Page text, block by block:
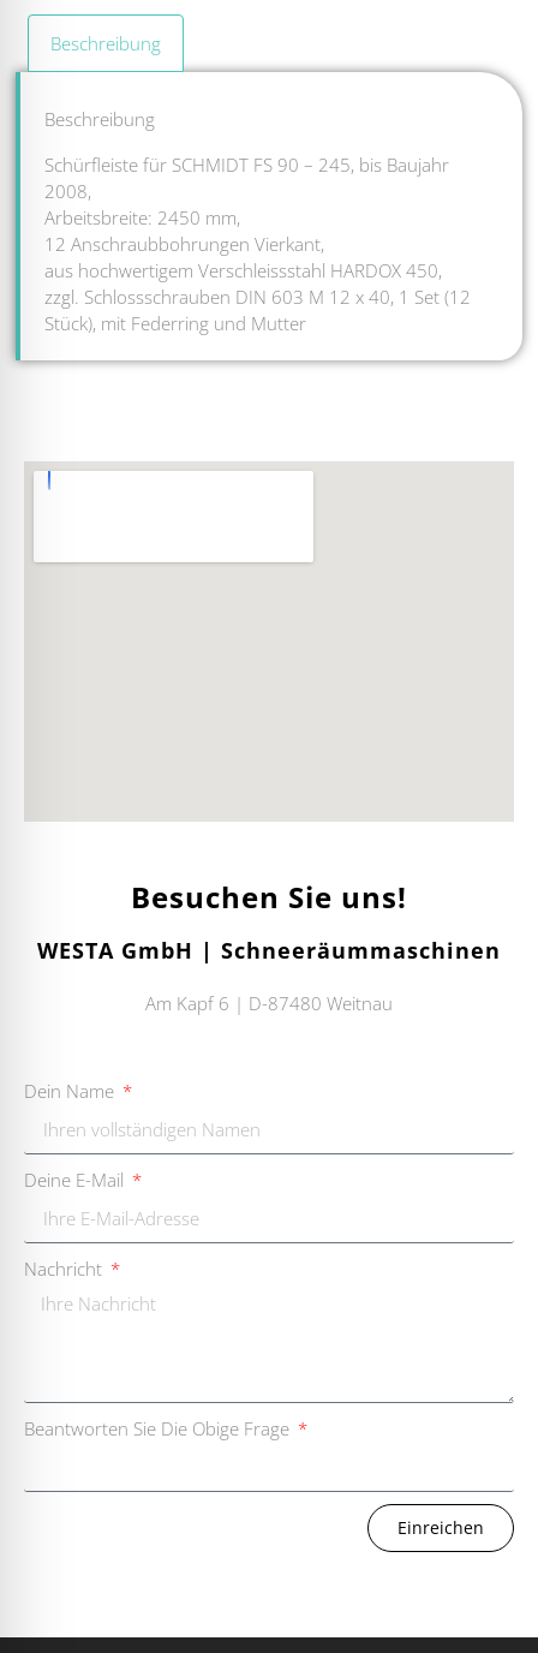
Beschreibung
Beschreibung
Schürfleiste für SCHMIDT FS 90 – 245, bis Baujahr
2008,
Arbeitsbreite: 2450 mm,
12 Anschraubbohrungen Vierkant,
aus hochwertigem Verschleissstahl HARDOX 450,
zzgl. Schlossschrauben DIN 603 M 12 x 40, 1 Set (12
Stück), mit Federring und Mutter
Besuchen Sie uns!
WESTA GmbH | Schneeräummaschinen
Am Kapf 6 | D-87480 Weitnau
Dein Name
Deine E-Mail
Nachricht
Beantworten Sie Die Obige Frage
Einreichen